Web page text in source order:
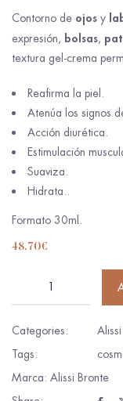
Contorno de ojos y
expresión, bolsas,
textura gel-crema
Reafirma la piel.
Atenúa los signos
Acción diurética.
Estimulación
Suaviza.
Hidrata..
Formato 30ml.
48.70€
Categories:
Tags:
Marca: Alissi Bronte